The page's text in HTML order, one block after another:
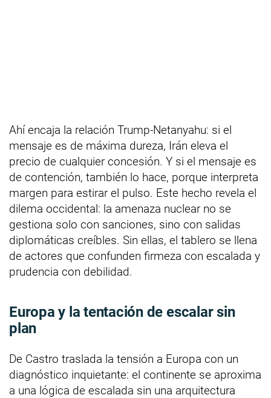
Ahí encaja la relación Trump-Netanyahu: si el
mensaje es de máxima dureza, Irán eleva el
precio de cualquier concesión. Y si el mensaje es
de contención, también lo hace, porque interpreta
margen para estirar el pulso. Este hecho revela el
dilema occidental: la amenaza nuclear no se
gestiona solo con sanciones, sino con salidas
diplomáticas creíbles. Sin ellas, el tablero se llena
de actores que confunden firmeza con escalada y
prudencia con debilidad.
Europa y la tentación de escalar sin
plan
De Castro traslada la tensión a Europa con un
diagnóstico inquietante: el continente se aproxima
a una lógica de escalada sin una arquitectura